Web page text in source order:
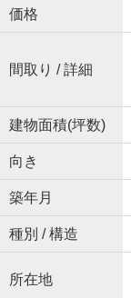
価格
間取り / 詳細
建物面積(坪数)
向き
築年月
種別 / 構造
所在地